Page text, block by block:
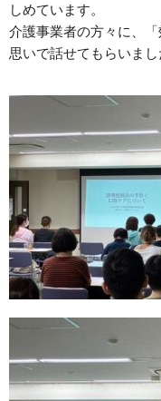
しめています。
介護事業者の方々に、
思いで話せてもらいまし